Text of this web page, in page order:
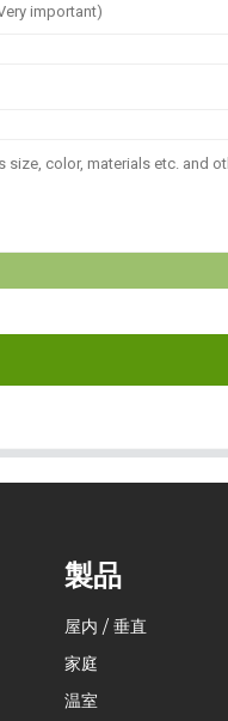
製品
屋内 / 垂直
家庭
温室